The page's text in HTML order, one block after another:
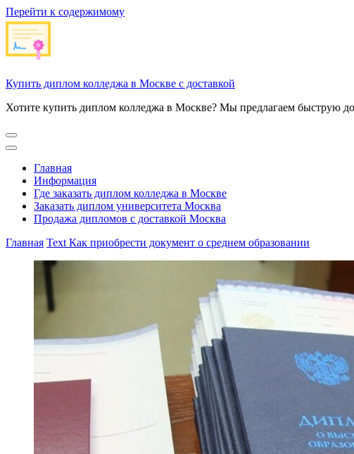
Перейти к содержимому
Купить диплом колледжа в Москве с доставкой
Хотите купить диплом колледжа в Москве? Мы предлагаем быструю
Главная
Информация
Где заказать диплом колледжа в Москве
Заказать диплом университета Москва
Продажа дипломов с доставкой Москва
Главная Text Как приобрести документ о среднем образовании